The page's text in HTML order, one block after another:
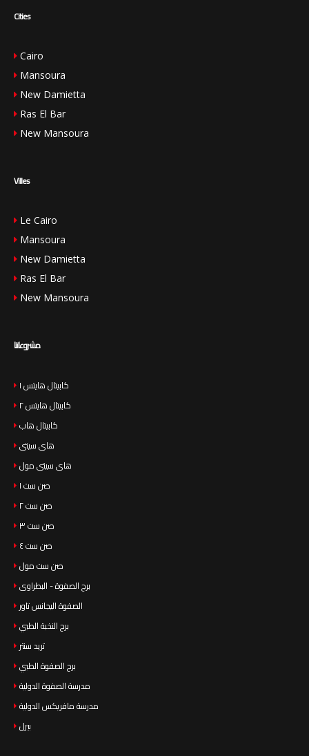
Cities
Cairo
Mansoura
New Damietta
Ras El Bar
New Mansoura
Villes
Le Cairo
Mansoura
New Damietta
Ras El Bar
New Mansoura
مشروعاتنا
كابيتال هايتس ١
كابيتال هايتس ٢
كابيتال هاب
هاى سيتى
هاى سيتى مول
صن ست ١
صن ست ٢
صن ست ٣
صن ست ٤
صن ست مول
برج الصفوة - البطراوى
الصفوة اليجانس تاور
برج النخبة الطبي
تريد سنتر
برج الصفوة الطبي
مدرسة الصفوة الدولية
مدرسة مافريكس الدولية
بيرل